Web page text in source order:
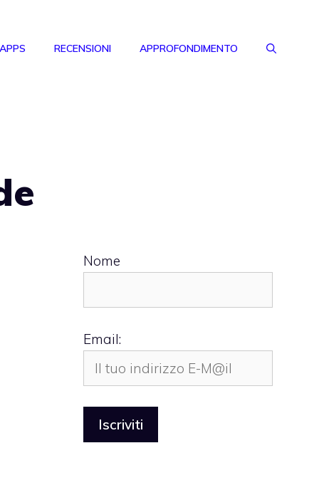
RECENSIONI APPROFONDIMENTO
Nome
Email: